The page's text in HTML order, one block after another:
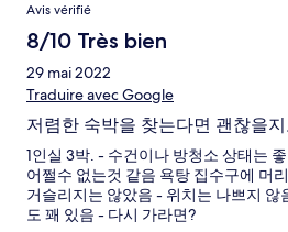
Avis vérifié
8/10 Très bien
29 mai 2022
Traduire avec Google
저렴한 숙박을 찾는다면 괜찮을
1인실 3박. - 수건이나 방청소 상태는
어쩔수 없는것 같음 욕탕 집수구에 머
거슬리지는 않았음 - 위치는 나쁘지 않
도 꽤 있음 - 다시 가라면?